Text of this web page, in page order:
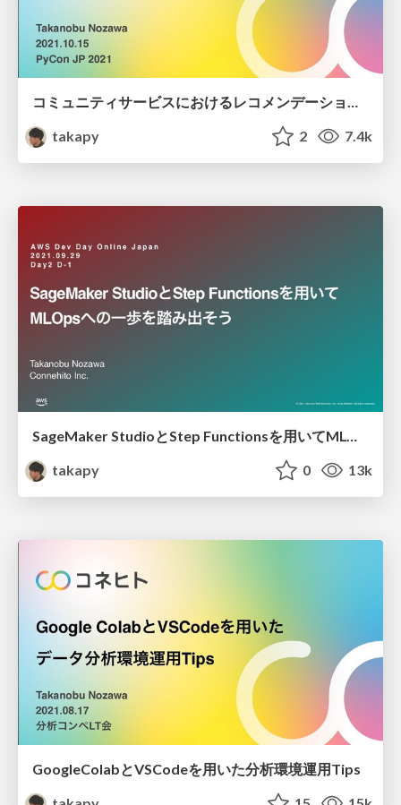
コミュニティサービスにおけるレコメンデーションの変遷とMLパイプラインについて
takapy
2 7.4k
takapy
0 13k
GoogleColabとVSCodeを用いた分析環境運用Tips